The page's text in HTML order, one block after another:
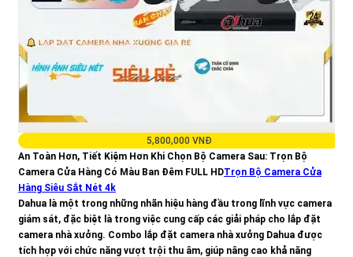
5,800,000 VNĐ
An Toàn Hơn, Tiết Kiệm Hơn Khi Chọn Bộ Camera Sau: Trọn Bộ
Camera Cửa Hàng Có Màu Ban Đêm FULL HDTrọn Bộ Camera Cửa
Hàng Siêu Sắt Nét 4k
Dahua là một trong những nhãn hiệu hàng đầu trong lĩnh vực camera
giám sát, đặc biệt là trong việc cung cấp các giải pháp cho lắp đặt
camera nhà xưởng. Combo lắp đặt camera nhà xưởng Dahua được
tích hợp với chức năng vượt trội thu âm, giúp nâng cao khả năng